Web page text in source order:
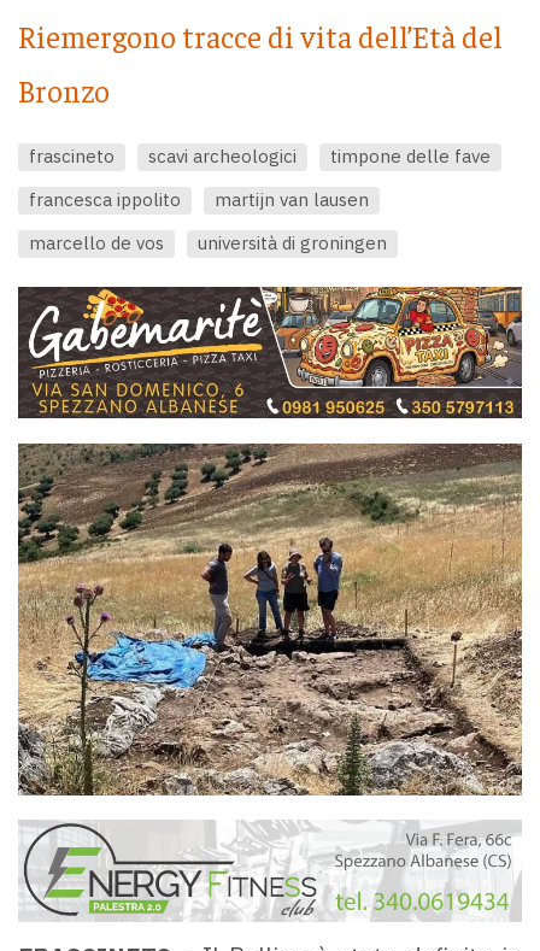
Riemergono tracce di vita dell’Età del
Bronzo
frascineto scavi archeologici
timpone delle fave
francesca ippolito
martijn van lausen
marcello de vos
università di groningen